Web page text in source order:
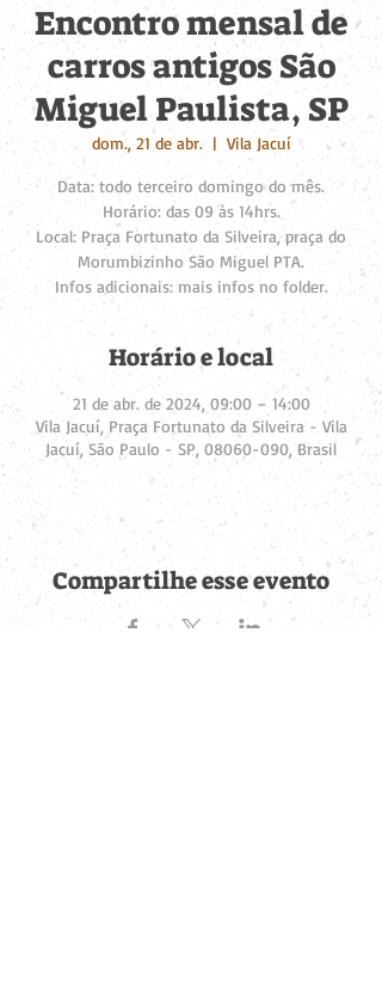
Encontro mensal de
carros antigos São
Miguel Paulista, SP
dom., 21 de abr.
  |
Vila Jacuí
Data: todo terceiro domingo do mês.
Horário: das 09 às 14hrs.
Local: Praça Fortunato da Silveira, praça do
Morumbizinho São Miguel PTA.
Infos adicionais: mais infos no folder.
Horário e local
21 de abr. de 2024, 09:00 – 14:00
Vila Jacuí, Praça Fortunato da Silveira - Vila
Jacuí, São Paulo - SP, 08060-090, Brasil
Compartilhe esse evento